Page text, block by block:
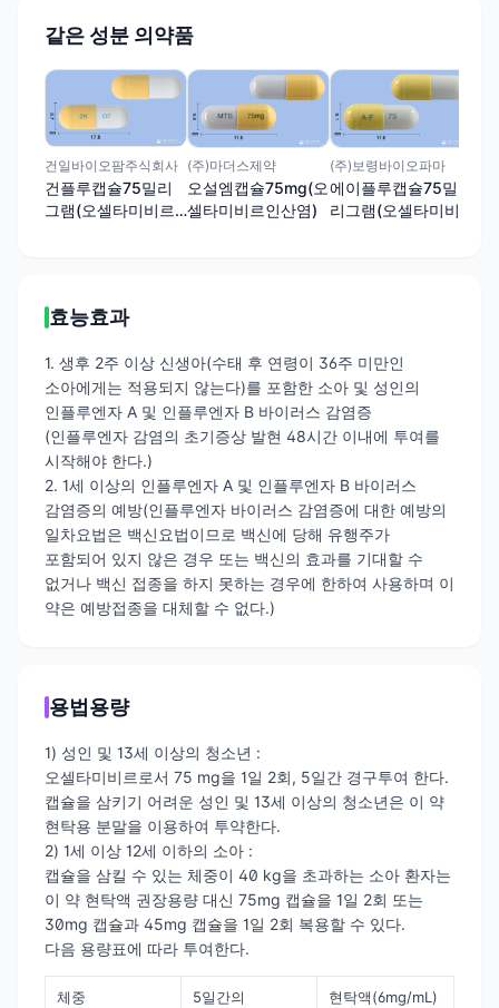
같은 성분 의약품
건일바이오팜주식회사
건플루캡슐75밀리
그램(오셀타미비르
(주)마더스제약
오설엠캡슐75mg(오
셀타미비르인산염)
(주)보령바이오파마
에이플루캡슐75밀
리그램(오셀타미비
효능효과
1. 생후 2주 이상 신생아(수태 후 연령이 36주 미만인
소아에게는 적용되지 않는다)를 포함한 소아 및 성인의
인플루엔자 A 및 인플루엔자 B 바이러스 감염증
(인플루엔자 감염의 초기증상 발현 48시간 이내에 투여를
시작해야 한다.)
2. 1세 이상의 인플루엔자 A 및 인플루엔자 B 바이러스
감염증의 예방(인플루엔자 바이러스 감염증에 대한 예방의
일차요법은 백신요법이므로 백신에 당해 유행주가
포함되어 있지 않은 경우 또는 백신의 효과를 기대할 수
없거나 백신 접종을 하지 못하는 경우에 한하여 사용하며 이
약은 예방접종을 대체할 수 없다.)
용법용량
1) 성인 및 13세 이상의 청소년 :
오셀타미비르로서 75 mg을 1일 2회, 5일간 경구투여 한다.
캡슐을 삼키기 어려운 성인 및 13세 이상의 청소년은 이 약
현탁용 분말을 이용하여 투약한다.
2) 1세 이상 12세 이하의 소아 :
캡슐을 삼킬 수 있는 체중이 40 kg을 초과하는 소아 환자는
이 약 현탁액 권장용량 대신 75mg 캡슐을 1일 2회 또는
30mg 캡슐과 45mg 캡슐을 1일 2회 복용할 수 있다.
다음 용량표에 따라 투여한다.
체중
5일간의
현탁액(6mg/mL)